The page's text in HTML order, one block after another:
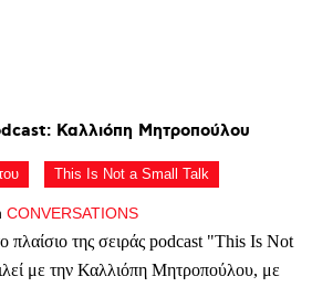
Καλλιόπη Μητροπούλου
This Is Not a Small Talk
CONVERSATIONS
της σειράς podcast "This Is Not
με την Καλλιόπη Μητροπούλου, με